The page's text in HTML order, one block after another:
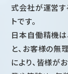
式会社が運営す
トです。
日本自働精機は
と、お客様の無
により、皆様が